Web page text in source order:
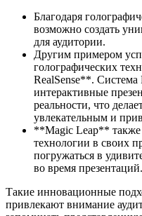
Благодаря
возможно создать
для аудитории.
Другим примером
голографических
RealSense**. Система
интерактивные
реальности, что
увлекательным и
**Magic Leap** также
технологии в своих
погружаться в
во время презентаций.
Такие инновационные
привлекают внимание